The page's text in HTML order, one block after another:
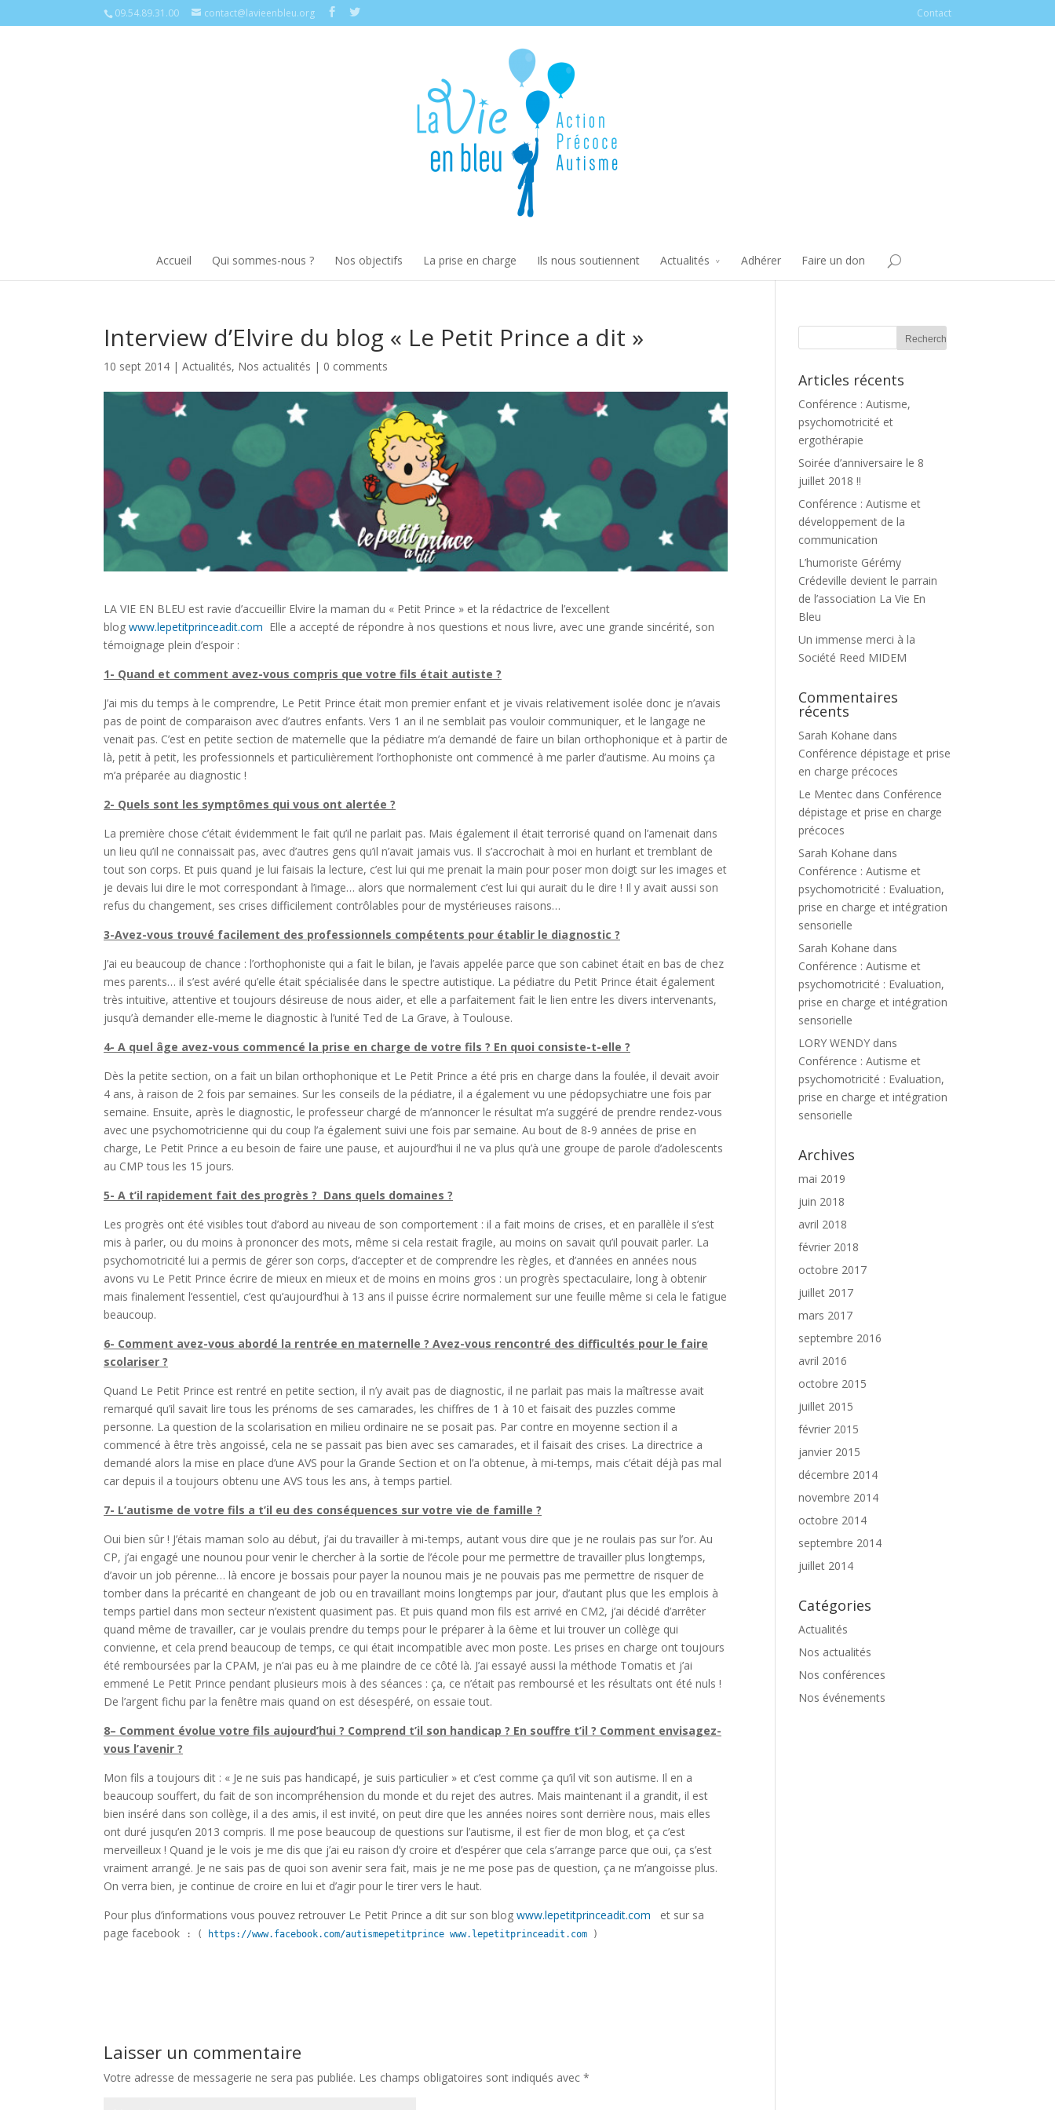
09.54.89.31.00 contact@lavieenbleu.org Contact
Accueil Qui sommes-nous ? Nos objectifs La prise en charge Ils nous soutiennent Actualités Adhérer Faire un don
Interview d’Elvire du blog « Le Petit Prince a dit »
10 sept 2014 | Actualités, Nos actualités | 0 comments
LA VIE EN BLEU est ravie d’accueillir Elvire la maman du « Petit Prince » et la rédactrice de l’excellent
blog www.lepetitprinceadit.com Elle a accepté de répondre à nos questions et nous livre, avec une grande sincérité, son
témoignage plein d’espoir :
1- Quand et comment avez-vous compris que votre fils était autiste ?
J’ai mis du temps à le comprendre, Le Petit Prince était mon premier enfant et je vivais relativement isolée donc je n’avais
pas de point de comparaison avec d’autres enfants. Vers 1 an il ne semblait pas vouloir communiquer, et le langage ne
venait pas. C’est en petite section de maternelle que la pédiatre m’a demandé de faire un bilan orthophonique et à partir de
là, petit à petit, les professionnels et particulièrement l’orthophoniste ont commencé à me parler d’autisme. Au moins ça
m’a préparée au diagnostic !
2- Quels sont les symptômes qui vous ont alertée ?
La première chose c’était évidemment le fait qu’il ne parlait pas. Mais également il était terrorisé quand on l’amenait dans
un lieu qu’il ne connaissait pas, avec d’autres gens qu’il n’avait jamais vus. Il s’accrochait à moi en hurlant et tremblant de
tout son corps. Et puis quand je lui faisais la lecture, c’est lui qui me prenait la main pour poser mon doigt sur les images et
je devais lui dire le mot correspondant à l’image… alors que normalement c’est lui qui aurait du le dire ! Il y avait aussi son
refus du changement, ses crises difficilement contrôlables pour de mystérieuses raisons…
3-Avez-vous trouvé facilement des professionnels compétents pour établir le diagnostic ?
J’ai eu beaucoup de chance : l’orthophoniste qui a fait le bilan, je l’avais appelée parce que son cabinet était en bas de chez
mes parents… il s’est avéré qu’elle était spécialisée dans le spectre autistique. La pédiatre du Petit Prince était également
très intuitive, attentive et toujours désireuse de nous aider, et elle a parfaitement fait le lien entre les divers intervenants,
jusqu’à demander elle-meme le diagnostic à l’unité Ted de La Grave, à Toulouse.
4- A quel âge avez-vous commencé la prise en charge de votre fils ? En quoi consiste-t-elle ?
Dès la petite section, on a fait un bilan orthophonique et Le Petit Prince a été pris en charge dans la foulée, il devait avoir
4 ans, à raison de 2 fois par semaines. Sur les conseils de la pédiatre, il a également vu une pédopsychiatre une fois par
semaine. Ensuite, après le diagnostic, le professeur chargé de m’annoncer le résultat m’a suggéré de prendre rendez-vous
avec une psychomotricienne qui du coup l’a également suivi une fois par semaine. Au bout de 8-9 années de prise en
charge, Le Petit Prince a eu besoin de faire une pause, et aujourd’hui il ne va plus qu’à une groupe de parole d’adolescents
au CMP tous les 15 jours.
5- A t’il rapidement fait des progrès ? Dans quels domaines ?
Les progrès ont été visibles tout d’abord au niveau de son comportement : il a fait moins de crises, et en parallèle il s’est
mis à parler, ou du moins à prononcer des mots, même si cela restait fragile, au moins on savait qu’il pouvait parler. La
psychomotricité lui a permis de gérer son corps, d’accepter et de comprendre les règles, et d’années en années nous
avons vu Le Petit Prince écrire de mieux en mieux et de moins en moins gros : un progrès spectaculaire, long à obtenir
mais finalement l’essentiel, c’est qu’aujourd’hui à 13 ans il puisse écrire normalement sur une feuille même si cela le fatigue
beaucoup.
6- Comment avez-vous abordé la rentrée en maternelle ? Avez-vous rencontré des difficultés pour le faire
scolariser ?
Quand Le Petit Prince est rentré en petite section, il n’y avait pas de diagnostic, il ne parlait pas mais la maîtresse avait
remarqué qu’il savait lire tous les prénoms de ses camarades, les chiffres de 1 à 10 et faisait des puzzles comme
personne. La question de la scolarisation en milieu ordinaire ne se posait pas. Par contre en moyenne section il a
commencé à être très angoissé, cela ne se passait pas bien avec ses camarades, et il faisait des crises. La directrice a
demandé alors la mise en place d’une AVS pour la Grande Section et on l’a obtenue, à mi-temps, mais c’était déjà pas mal
car depuis il a toujours obtenu une AVS tous les ans, à temps partiel.
7- L’autisme de votre fils a t’il eu des conséquences sur votre vie de famille ?
Oui bien sûr ! J’étais maman solo au début, j’ai du travailler à mi-temps, autant vous dire que je ne roulais pas sur l’or. Au
CP, j’ai engagé une nounou pour venir le chercher à la sortie de l’école pour me permettre de travailler plus longtemps,
d’avoir un job pérenne… là encore je bossais pour payer la nounou mais je ne pouvais pas me permettre de risquer de
tomber dans la précarité en changeant de job ou en travaillant moins longtemps par jour, d’autant plus que les emplois à
temps partiel dans mon secteur n’existent quasiment pas. Et puis quand mon fils est arrivé en CM2, j’ai décidé d’arrêter
quand même de travailler, car je voulais prendre du temps pour le préparer à la 6ème et lui trouver un collège qui
convienne, et cela prend beaucoup de temps, ce qui était incompatible avec mon poste. Les prises en charge ont toujours
été remboursées par la CPAM, je n’ai pas eu à me plaindre de ce côté là. J’ai essayé aussi la méthode Tomatis et j’ai
emmené Le Petit Prince pendant plusieurs mois à des séances : ça, ce n’était pas remboursé et les résultats ont été nuls !
De l’argent fichu par la fenêtre mais quand on est désespéré, on essaie tout.
8– Comment évolue votre fils aujourd’hui ? Comprend t’il son handicap ? En souffre t’il ? Comment envisagez-
vous l’avenir ?
Mon fils a toujours dit : « Je ne suis pas handicapé, je suis particulier » et c’est comme ça qu’il vit son autisme. Il en a
beaucoup souffert, du fait de son incompréhension du monde et du rejet des autres. Mais maintenant il a grandit, il est
bien inséré dans son collège, il a des amis, il est invité, on peut dire que les années noires sont derrière nous, mais elles
ont duré jusqu’en 2013 compris. Il me pose beaucoup de questions sur l’autisme, il est fier de mon blog, et ça c’est
merveilleux ! Quand je le vois je me dis que j’ai eu raison d’y croire et d’espérer que cela s’arrange parce que oui, ça s’est
vraiment arrangé. Je ne sais pas de quoi son avenir sera fait, mais je ne me pose pas de question, ça ne m’angoisse plus.
On verra bien, je continue de croire en lui et d’agir pour le tirer vers le haut.
Pour plus d’informations vous pouvez retrouver Le Petit Prince a dit sur son blog www.lepetitprinceadit.com et sur sa
page facebook
: ( https://www.facebook.com/autismepetitprince www.lepetitprinceadit.com )
Laisser un commentaire
Votre adresse de messagerie ne sera pas publiée. Les champs obligatoires sont indiqués avec *
Articles récents
Conférence : Autisme,
psychomotricité et
ergothérapie
Soirée d’anniversaire le 8
juillet 2018 !!
Conférence : Autisme et
développement de la
communication
L’humoriste Gérémy
Crédeville devient le parrain
de l’association La Vie En
Bleu
Un immense merci à la
Société Reed MIDEM
Commentaires
récents
Sarah Kohane dans
Conférence dépistage et prise
en charge précoces
Le Mentec dans Conférence
dépistage et prise en charge
précoces
Sarah Kohane dans
Conférence : Autisme et
psychomotricité : Evaluation,
prise en charge et intégration
sensorielle
Sarah Kohane dans
Conférence : Autisme et
psychomotricité : Evaluation,
prise en charge et intégration
sensorielle
LORY WENDY dans
Conférence : Autisme et
psychomotricité : Evaluation,
prise en charge et intégration
sensorielle
Archives
mai 2019
juin 2018
avril 2018
février 2018
octobre 2017
juillet 2017
mars 2017
septembre 2016
avril 2016
octobre 2015
juillet 2015
février 2015
janvier 2015
décembre 2014
novembre 2014
octobre 2014
septembre 2014
juillet 2014
Catégories
Actualités
Nos actualités
Nos conférences
Nos événements